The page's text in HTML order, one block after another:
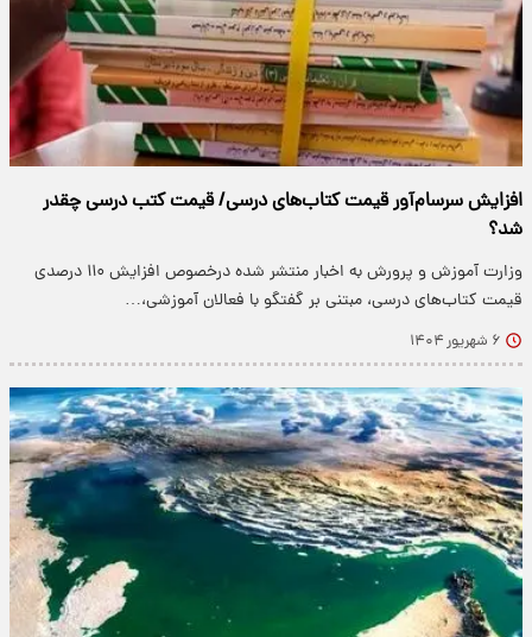
افزایش سرسام‌آور قیمت کتاب‌های درسی/ قیمت کتب درسی چقدر
شد؟
وزارت آموزش و پرورش به اخبار منتشر شده درخصوص افزایش ۱۱۰ درصدی
قیمت کتاب‌های درسی، مبتنی بر گفتگو با فعالان آموزشی،…
۶ شهریور ۱۴۰۴